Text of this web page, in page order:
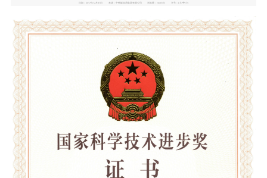
日期：2017年12月31日 来源：中铁隧道局集团有限公司 浏览量：14401次 字号：[ 大 中 小]